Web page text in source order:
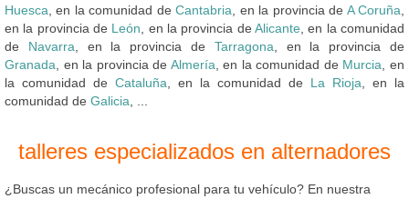
Huesca , en la comunidad deCantabria , en la provincia de A Coruña
en la provincia de León , en la provincia deAlicante , en la comunidad
de Navarra , en la provincia de Tarragona , en la provincia de
Granada , en la provincia de Almería , en la comunidad de Murcia , en
la comunidad de Cataluña , en la comunidad de La Rioja , en la
comunidad de Galicia
talleres especializados en alternadores
¿Buscas un mecánico profesional para tu vehículo? En nuestra